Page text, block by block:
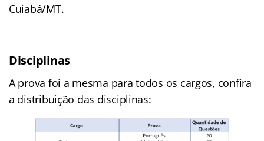
Cuiabá/MT.
Disciplinas
A prova foi a mesma para todos os cargos, confira
a distribuição das disciplinas: